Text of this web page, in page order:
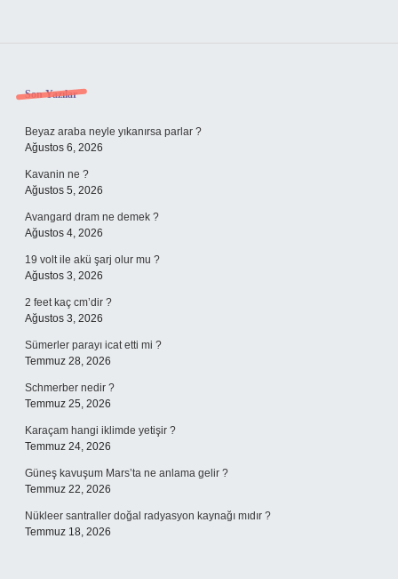
Sidebar
Son Yazılar
Beyaz araba neyle yıkanırsa parlar ?
Ağustos 6, 2026
Kavanin ne ?
Ağustos 5, 2026
Avangard dram ne demek ?
Ağustos 4, 2026
19 volt ile akü şarj olur mu ?
Ağustos 3, 2026
2 feet kaç cm’dir ?
Ağustos 3, 2026
Sümerler parayı icat etti mi ?
Temmuz 28, 2026
Schmerber nedir ?
Temmuz 25, 2026
Karaçam hangi iklimde yetişir ?
Temmuz 24, 2026
Güneş kavuşum Mars’ta ne anlama gelir ?
Temmuz 22, 2026
Nükleer santraller doğal radyasyon kaynağı mıdır ?
Temmuz 18, 2026